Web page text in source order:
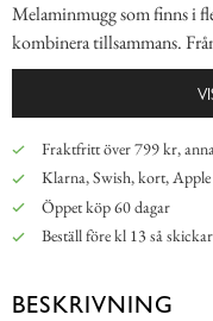
Melaminmugg som finns i
kombinera tillsammans.
Fraktfritt över 799 kr,
Klarna, Swish, kort, Apple
Öppet köp 60 dagar
Beställ före kl 13 så
BESKRIVNING